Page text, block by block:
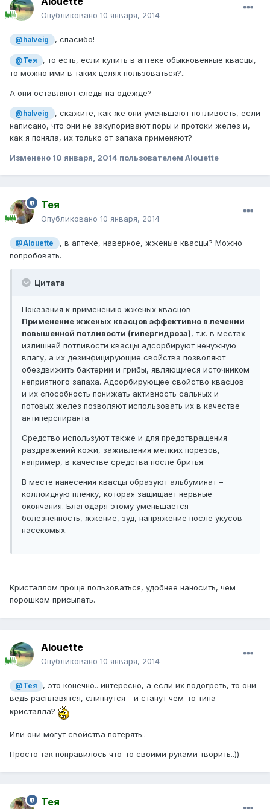
Опубликовано 10 января, 2014
@halveig , спасибо!
@Тея
, то есть, если купить в аптеке обыкновенные квасцы,
то можно ими в таких целях пользоваться?..
А они оставляют следы на одежде?
@halveig
, скажите, как же они уменьшают потливость, если
написано, что они не закупоривают поры и протоки желез и,
как я поняла, их только от запаха применяют?
Изменено 10 января, 2014 пользователем Alouette
Тея
Опубликовано 10 января, 2014
@Alouette
, в аптеке, наверное, жженые квасцы? Можно
попробовать.
Цитата
Показания к применению жженых квасцов
Применение жженых квасцов эффективно в лечении
повышенной потливости (гипергидроза), т.к. в местах
излишней потливости квасцы адсорбируют ненужную
влагу, а их дезинфицирующие свойства позволяют
обездвижить бактерии и грибы, являющиеся источником
неприятного запаха. Адсорбирующее свойство квасцов
и их способность понижать активность сальных и
потовых желез позволяют использовать их в качестве
антиперспиранта.
Средство используют также и для предотвращения
раздражений кожи, заживления мелких порезов,
например, в качестве средства после бритья.
В месте нанесения квасцы образуют альбуминат –
коллоидную пленку, которая защищает нервные
окончания. Благодаря этому уменьшается
болезненность, жжение, зуд, напряжение после укусов
насекомых.
Кристаллом проще пользоваться, удобнее наносить, чем
порошком присыпать.
Alouette
Опубликовано 10 января, 2014
@Тея
, это конечно.. интересно, а если их подогреть, то они
ведь расплавятся, слипнутся - и станут чем-то типа
кристалла?
Или они могут свойства потерять..
Просто так понравилось что-то своими руками творить..))
Тея